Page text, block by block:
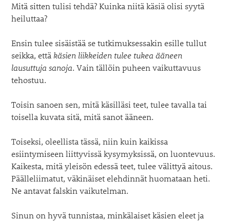
Mitä sitten tulisi tehdä? Kuinka niitä käsiä olisi syytä
heiluttaa?
Ensin tulee sisäistää se tutkimuksessakin esille tullut
seikka, että käsien liikkeiden tulee tukea ääneen
lausuttuja sanoja. Vain tällöin puheen vaikuttavuus
tehostuu.
Toisin sanoen sen, mitä käsilläsi teet, tulee tavalla tai
toisella kuvata sitä, mitä sanot ääneen.
Toiseksi, oleellista tässä, niin kuin kaikissa
esiintymiseen liittyvissä kysymyksissä, on luontevuus.
Kaikesta, mitä yleisön edessä teet, tulee välittyä aitous.
Päälleliimatut, väkinäiset elehdinnät huomataan heti.
Ne antavat falskin vaikutelman.
Sinun on hyvä tunnistaa, minkälaiset käsien eleet ja